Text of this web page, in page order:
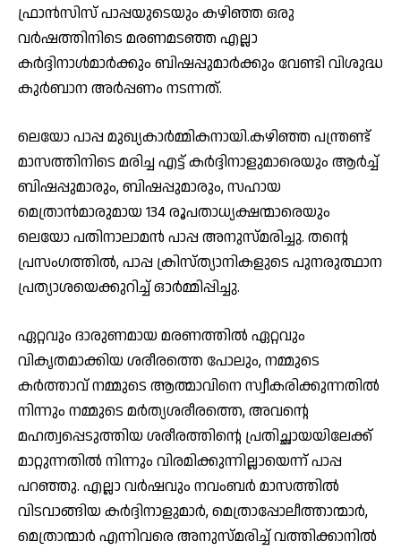
ഫ്രാൻസിസ് പാപ്പയുടെയും കഴിഞ്ഞ ഒരു
വര്‍ഷത്തിനിടെ മരണമടഞ്ഞ എല്ലാ
കർദ്ദിനാൾമാർക്കും ബിഷപ്പുമാർക്കും വേണ്ടി വിശുദ്ധ
കുര്‍ബാന അര്‍പ്പണം നടന്നത്.
ലെയോ പാപ്പ മുഖ്യകാര്‍മ്മികനായി.കഴിഞ്ഞ പന്ത്രണ്ട്
മാസത്തിനിടെ മരിച്ച എട്ട് കർദ്ദിനാളുമാരെയും ആർച്ച്
ബിഷപ്പുമാരും, ബിഷപ്പുമാരും, സഹായ
മെത്രാന്‍മാരുമായ 134 രൂപതാധ്യക്ഷന്മാരെയും
ലെയോ പതിനാലാമൻ പാപ്പ അനുസ്മരിച്ചു. തന്റെ
പ്രസംഗത്തിൽ, പാപ്പ ക്രിസ്ത്യാനികളുടെ പുനരുത്ഥാന
പ്രത്യാശയെക്കുറിച്ച് ഓര്‍മ്മിപ്പിച്ചു.
ഏറ്റവും ദാരുണമായ മരണത്തില്‍ ഏറ്റവും
വികൃതമാക്കിയ ശരീരത്തെ പോലും, നമ്മുടെ
കർത്താവ് നമ്മുടെ ആത്മാവിനെ സ്വീകരിക്കുന്നതിൽ
നിന്നും നമ്മുടെ മർത്യശരീരത്തെ, അവന്റെ
മഹത്വപ്പെടുത്തിയ ശരീരത്തിന്റെ പ്രതിച്ഛായയിലേക്ക്
മാറ്റുന്നതിൽ നിന്നും വിരമിക്കുന്നില്ലായെന്ന് പാപ്പ
പറഞ്ഞു. എല്ലാ വര്‍ഷവും നവംബര്‍ മാസത്തില്‍
വിടവാങ്ങിയ കര്‍ദ്ദിനാളുമാര്‍, മെത്രാപ്പോലീത്താന്മാര്‍,
മെത്രാന്മാര്‍ എന്നിവരെ അനുസ്മരിച്ച് വത്തിക്കാനില്‍